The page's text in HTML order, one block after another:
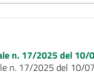
n. 17/2025 del
n. 17/2025 del 10/